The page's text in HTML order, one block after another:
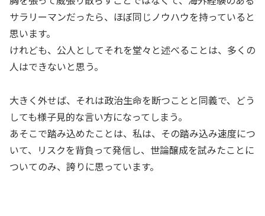
サラリーマンだったら、ほぼ同じノウハウを持っていると
思います。
けれども、公人としてそれを堂々と述べることは、多くの
人はできないと思う。
大きく外せば、それは政治生命を断つことと同義で、どう
しても様子見的な言い方になってしまう。
あそこで踏み込めたことは、私は、その踏み込み速度につ
いて、リスクを背負って発信し、世論醸成を試みたことに
ついてのみ、誇りに思っています。